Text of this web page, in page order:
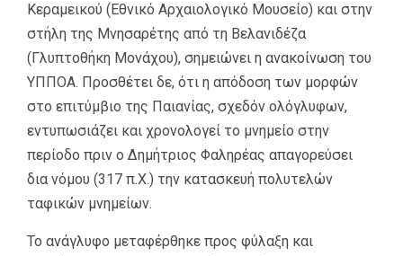
Κεραμεικού (Εθνικό Αρχαιολογικό Μουσείο) και στην
στήλη της Μνησαρέτης από τη Βελανιδέζα
(Γλυπτοθήκη Μονάχου), σημειώνει η ανακοίνωση του
ΥΠΠΟΑ. Προσθέτει δε, ότι η απόδοση των μορφών
στο επιτύμβιο της Παιανίας, σχεδόν ολόγλυφων,
εντυπωσιάζει και χρονολογεί το μνημείο στην
περίοδο πριν ο Δημήτριος Φαληρέας απαγορεύσει
δια νόμου (317 π.Χ.) την κατασκευή πολυτελών
ταφικών μνημείων.
Το ανάγλυφο μεταφέρθηκε προς φύλαξη και